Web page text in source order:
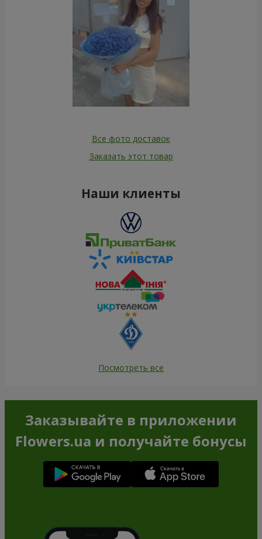
Все фото доставок
Заказать этот товар
Наши клиенты
Посмотреть все
Заказывайте в приложении
Flowers.ua и получайте бонусы